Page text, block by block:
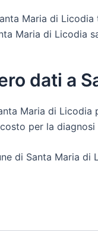
Maria di
Maria di Licodia
dati a
Maria di
per la
di Santa Maria di